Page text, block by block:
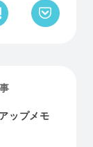
ップメモ